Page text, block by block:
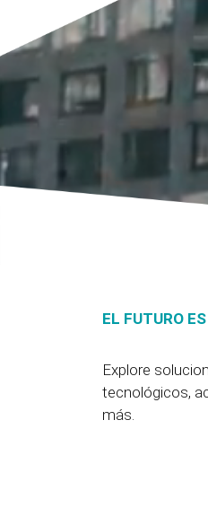
EL FUTURO
Explore
tecnológicos,
más.